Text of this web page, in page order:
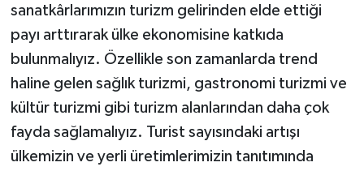
sanatkârlarımızın turizm gelirinden elde ettiği
payı arttırarak ülke ekonomisine katkıda
bulunmalıyız. Özellikle son zamanlarda trend
haline gelen sağlık turizmi, gastronomi turizmi ve
kültür turizmi gibi turizm alanlarından daha çok
fayda sağlamalıyız. Turist sayısındaki artışı
ülkemizin ve yerli üretimlerimizin tanıtımında